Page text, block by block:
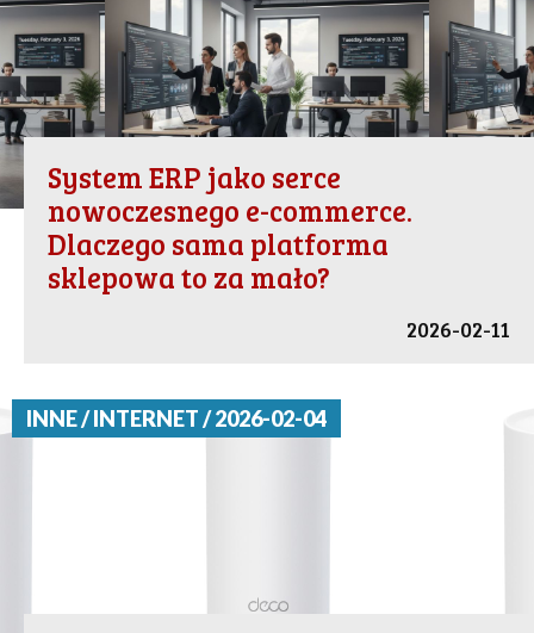
System ERP jako serce
nowoczesnego e-commerce.
Dlaczego sama platforma
sklepowa to za mało?
2026-02-11
INNE / INTERNET / 2026-02-04